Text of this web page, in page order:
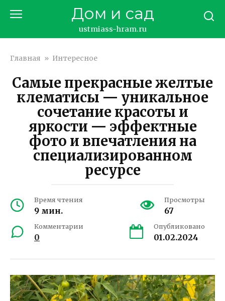
Дом и сад
ustmiass-hram.ru
Главная » Интересное
Самые прекрасные желтые
клематисы — уникальное
сочетание красоты и
яркости — эффектные
фото и впечатления на
специализированном
ресурсе
Время чтения
9 мин.
Просмотры
67
Комментарии
0
Опубликовано
01.02.2024